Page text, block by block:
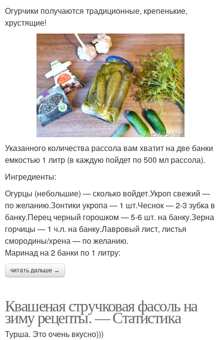
Огурчики получаются традиционные, крепенькие,
хрустящие!
Указанного количества рассола вам хватит на две банки
емкостью 1 литр (в каждую пойдет по 500 мл рассола).
Ингредиенты:
Огурцы (небольшие) — сколько войдет.Укроп свежий —
по желанию.Зонтики укропа — 1 шт.Чеснок — 2-3 зубка в
банку.Перец черный горошком — 5-6 шт. на банку.Зерна
горчицы — 1 ч.л. на банку.Лавровый лист, листья
смородины/хрена — по желанию.
Маринад на 2 банки по 1 литру:
читать дальше →
Квашеная стручковая фасоль на
зиму рецепты. — Статистика
Турша. Это очень вкусно)))